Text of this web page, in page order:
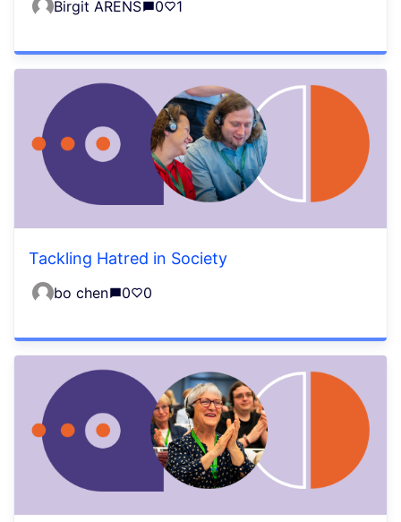
Birgit ARENS 0 1
Tackling Hatred in Society
bo chen 0 0